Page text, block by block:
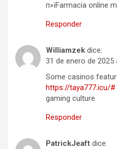
п»їFarmacia online
Responder
Williamzek dice:
31 de enero de 2025
Some casinos
https://taya777.icu/#
gaming culture.
Responder
PatrickJeaft dice: